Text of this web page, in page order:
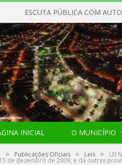
ESCUTA PÚBLICA COM
INICIAL O MUNICÍPIO
» Publicações Oficiais » Leis » LEI
de dezembro de 2009, e dá outras